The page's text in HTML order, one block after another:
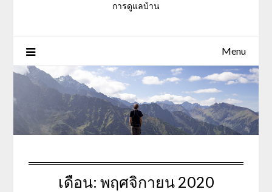
การดูแลบ้าน
Menu
เดือน: พฤศจิกายน 2020